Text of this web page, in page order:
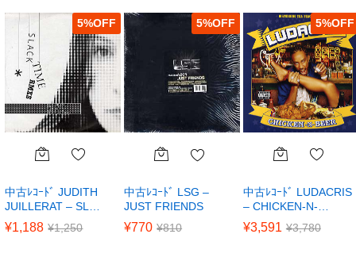
5%
中古ﾚｺｰﾄﾞ JUDITH
JUILLERAT – SL…
¥1,188 ¥1,250
5%
中古ﾚｺｰﾄﾞ LSG –
JUST FRIENDS
¥770 ¥810
5%
中古ﾚｺｰﾄﾞ LUDACRIS
– CHICKEN-N-…
¥3,591 ¥3,780